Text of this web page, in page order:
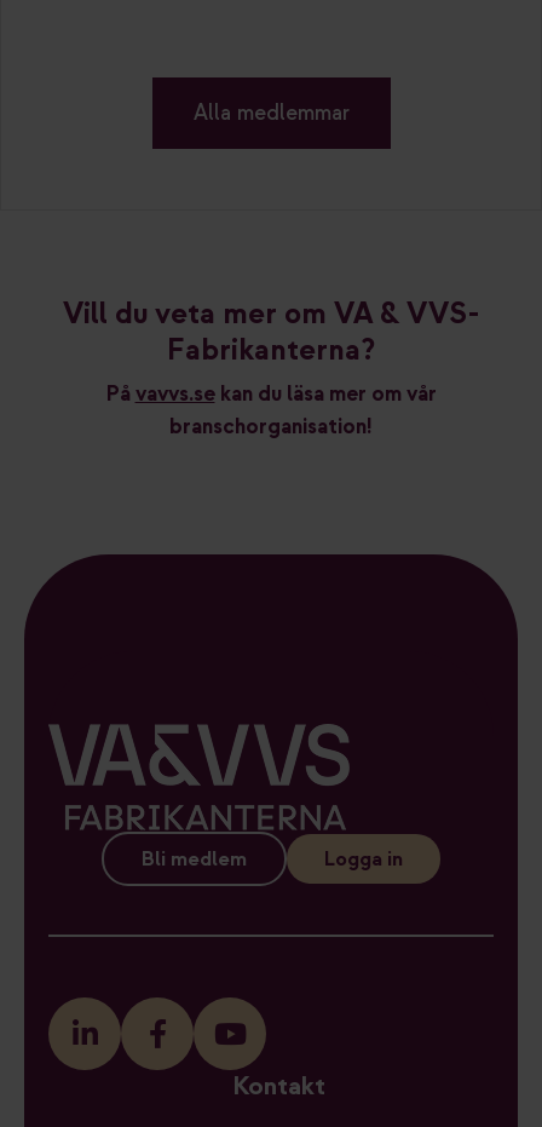
Alla medlemmar
Vill du veta mer om VA & VVS-
Fabrikanterna?
På vavvs.sekan du läsa mer om vår
branschorganisation!
Bli medlem Logga in
Kontakt